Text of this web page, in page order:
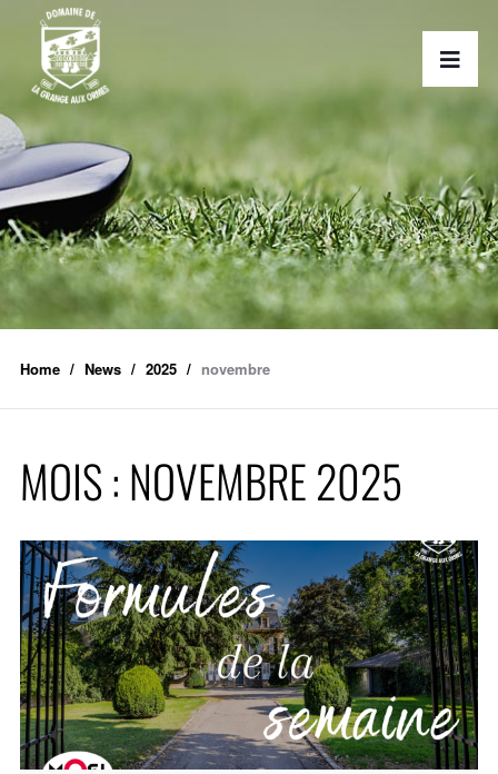
Home News 2025 novembre
MOIS : NOVEMBRE 2025